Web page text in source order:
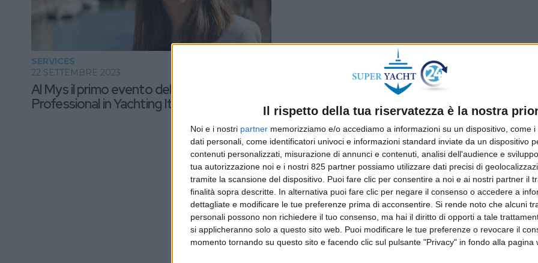
Il rispetto della tua riservatezza è la nostra
Noi e i nostri partner memorizziamo e/o accediamo a informazioni su un dispositivo, come
dati personali, come identificatori univoci e informazioni standard inviate da un dispositivo
contenuti personalizzati, misurazione di annunci e contenuti, analisi dell'audience e
tua autorizzazione noi e i nostri 825 partner possiamo utilizzare dati precisi di
tramite la scansione del dispositivo. Puoi fare clic per consentire a noi e ai nostri partner il
finalità sopra descritte. In alternativa puoi fare clic per negare il consenso o accedere a
dettagliate e modificare le tue preferenze prima di acconsentire. Si rende noto che alcuni
personali possono non richiedere il tuo consenso, ma hai il diritto di opporti a tale
si applicheranno solo a questo sito web. Puoi modificare le tue preferenze o revocare il
momento tornando su questo sito e facendo clic sul pulsante "Privacy" in fondo alla pagina
Al Mys il primo evento della Young
Professional in Yachting Italy
SERVICES
22 SETTEMBRE 2023